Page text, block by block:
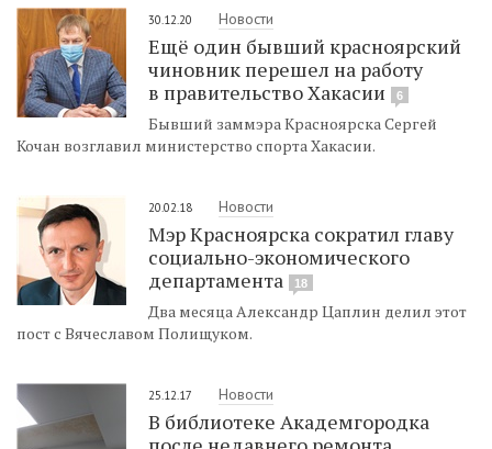
30.12.20 Новости
Ещё один бывший красноярский
чиновник перешел на работу
в правительство Хакасии
6
Бывший заммэра Красноярска Сергей
Кочан возглавил министерство спорта Хакасии.
20.02.18 Новости
Мэр Красноярска сократил главу
социально-экономического
департамента
18
Два месяца Александр Цаплин делил этот
пост с Вячеславом Полищуком.
25.12.17 Новости
В библиотеке Академгородка